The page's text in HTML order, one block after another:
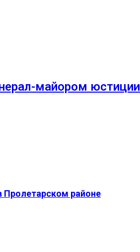
майором юстиции
Пролетарском районе